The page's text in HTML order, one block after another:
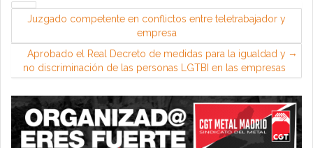
Juzgado competente en conflictos entre teletrabajador y
empresa
Aprobado el Real Decreto de medidas para la igualdad y
no discriminación de las personas LGTBI en las empresas